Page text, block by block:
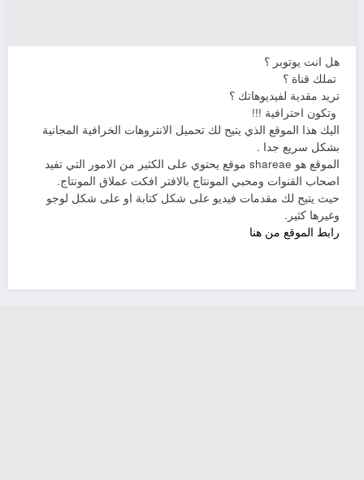
هل انت يوتوبر ؟
تملك قناة ؟
تريد مقدية لفيديوهاتك ؟
وتكون احترافية !!!
اليك هذا الموقع الذي يتيح لك تحميل الانتروهات الخرافية المجانية
بشكل سريع جدا .
الموقع هو shareae موقع يحتوي على الكثير من الامور التي تفيد
اصحاب القنوات ومحبي المونتاج بالافتر افكت عملاق المونتاج.
حيث يتيح لك مقدمات فيديو على شكل كتابة او على شكل لوجو
وغيرها كثير.
رابط الموقع من هنا